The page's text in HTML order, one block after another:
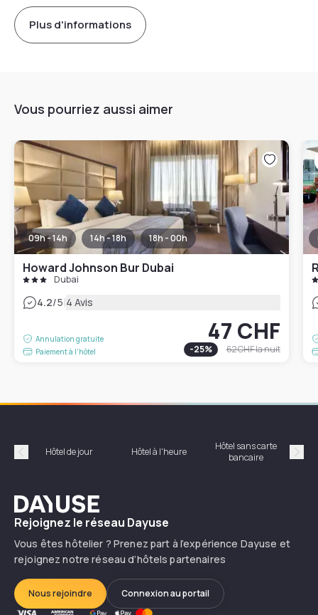
Plus d'informations
Vous pourriez aussi aimer
09h - 14h 14h - 18h 18h - 00h
Howard Johnson Bur Dubai
Dubai
4.2/5|4 Avis
Annulation gratuite
Paiement à l'hôtel
47 CHF
-25% 62 CHFla nuit
Précédent
Hôtel de jour Hôtel à l'heure
Hôtel sans carte
bancaire
Dayuse
Rejoignez le réseau Dayuse
Vous êtes hôtelier ? Prenez part à l’expérience Dayuse et
rejoignez notre réseau d’hôtels partenaires
Nous rejoindre Connexion au portail